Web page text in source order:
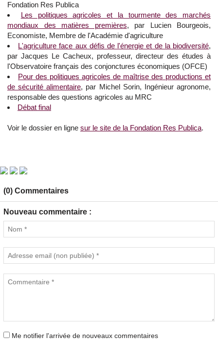
Fondation Res Publica
Les politiques agricoles et la tourmente des marchés
mondiaux des matières premières, par Lucien Bourgeois,
Economiste, Membre de l'Académie d'agriculture
L'agriculture face aux défis de l'énergie et de la biodiversité,
par Jacques Le Cacheux, professeur, directeur des études à
l'Observatoire français des conjonctures économiques (OFCE)
Pour des politiques agricoles de maîtrise des productions et
de sécurité alimentaire, par Michel Sorin, Ingénieur agronome,
responsable des questions agricoles au MRC
Débat final
Voir le dossier en ligne sur le site de la Fondation Res Publica.
(0) Commentaires
Nouveau commentaire :
Me notifier l'arrivée de nouveaux commentaires